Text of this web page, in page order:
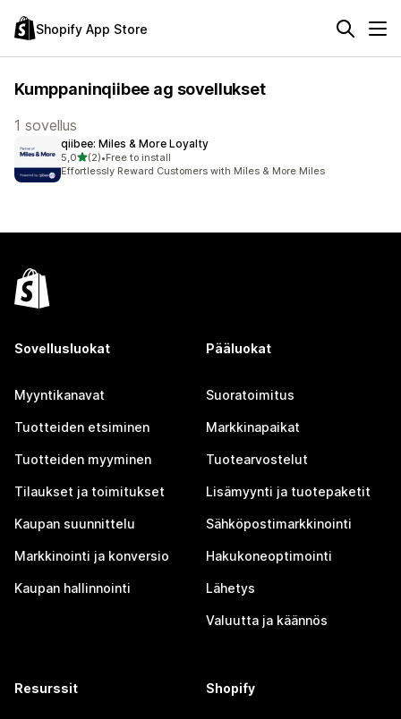
Shopify App Store
Kumppaninqiibee ag sovellukset
1 sovellus
qiibee: Miles & More Loyalty
5,0/ 5 tähteä
(2)
2 arvostelua yhteensä
•Free to install
Effortlessly Reward Customers with Miles & More Miles
Sovellusluokat
Myyntikanavat
Tuotteiden etsiminen
Tuotteiden myyminen
Tilaukset ja toimitukset
Kaupan suunnittelu
Markkinointi ja konversio
Kaupan hallinnointi
Pääluokat
Suoratoimitus
Markkinapaikat
Tuotearvostelut
Lisämyynti ja tuotepaketit
Sähköpostimarkkinointi
Hakukoneoptimointi
Lähetys
Valuutta ja käännös
Resurssit Shopify